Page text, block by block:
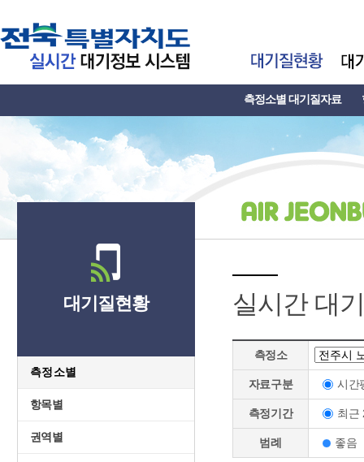
측정소별 대기질자료
대기질현황
측정소별
항목별
권역별
실시간 대
측정소
자료구분 시간
측정기간 최근
범례 좋음